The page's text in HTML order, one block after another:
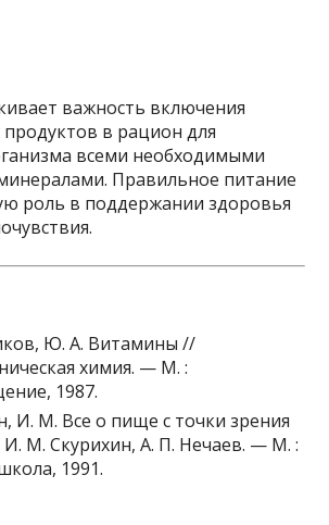
важность включения
в рацион для
всеми необходимыми
Правильное питание
роль в поддержании здоровья
Ю. А. Витамины //
химия. — М. :
1987.
И. М. Все о пище с точки зрения
М. Скурихин, А. П. Нечаев. — М. :
1991.